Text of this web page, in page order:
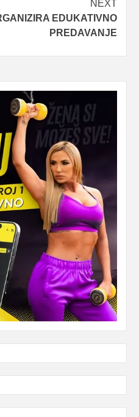
NEXT
EDUKATIVNO
PREDAVANJE